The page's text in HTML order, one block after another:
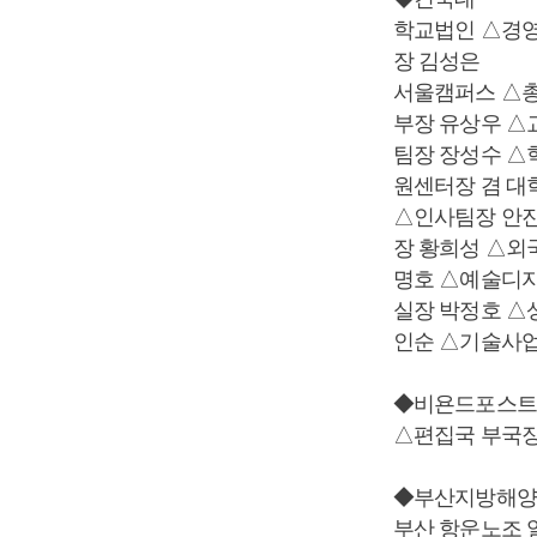
학교법인 △경
장 김성은
서울캠퍼스 △
부장 유상우 △
팀장 장성수 △
원센터장 겸 대
△인사팀장 안
장 황희성 △외
명호 △예술디
실장 박정호 △
인순 △기술사
◆비욘드포스트
△편집국 부국
◆부산지방해
부산 항운노조